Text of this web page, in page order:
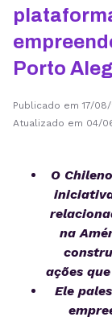
Porto
Publicado em 17/08/
Atualizado em 04/
O
na
ações
Ele